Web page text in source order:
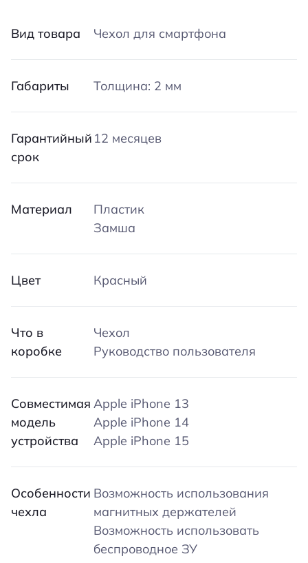
Вид товара Чехол для смартфона
Габариты Толщина: 2 мм
Гарантийный
срок
12 месяцев
Материал
Пластик
Замша
Цвет Красный
Что в
коробке
Чехол
Руководство пользователя
Совместимая
модель
устройства
Apple iPhone 13
Apple iPhone 14
Apple iPhone 15
Особенности
чехла
Возможность использования
магнитных держателей
Возможность использовать
беспроводное ЗУ